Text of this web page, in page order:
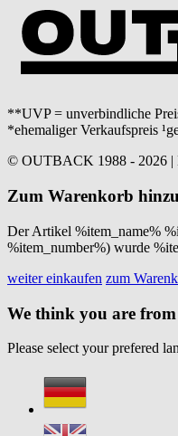
**UVP = unverbindliche
*ehemaliger Verkaufspreis
© OUTBACK 1988 - 2026 |
Zum Warenkorb
Der Artikel %item_name%
%item_number%) wurde
weiter einkaufen zum
We think you are
Please select your prefered